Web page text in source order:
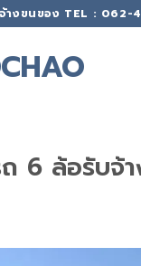
างขนของ TEL :
6 ล้อรับจ้า